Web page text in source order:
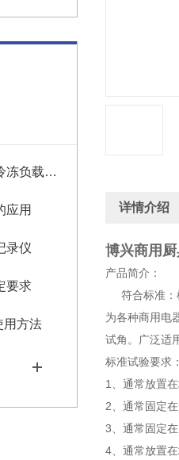
载试验包
应用
录仪
要求
用方法
详情介绍
博兴商用
产品简介：
符合标准：
为各种商用电
试角。广泛适
标准试验要求
1、通常放置
2、通常固定
3、通常固定
4、通常放置